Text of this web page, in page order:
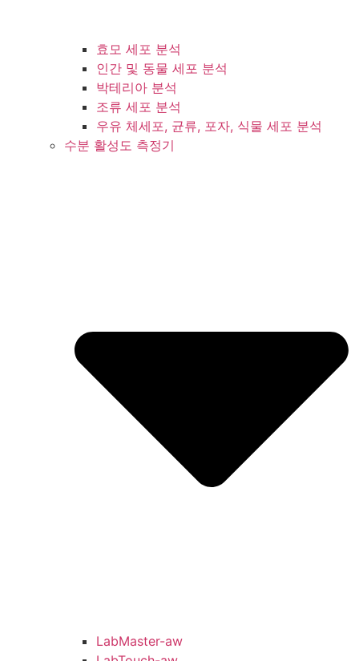
효모 세포 분석
인간 및 동물 세포 분석
박테리아 분석
조류 세포 분석
우유 체세포, 균류, 포자, 식물 세포 분석
수분 활성도 측정기
LabMaster-aw